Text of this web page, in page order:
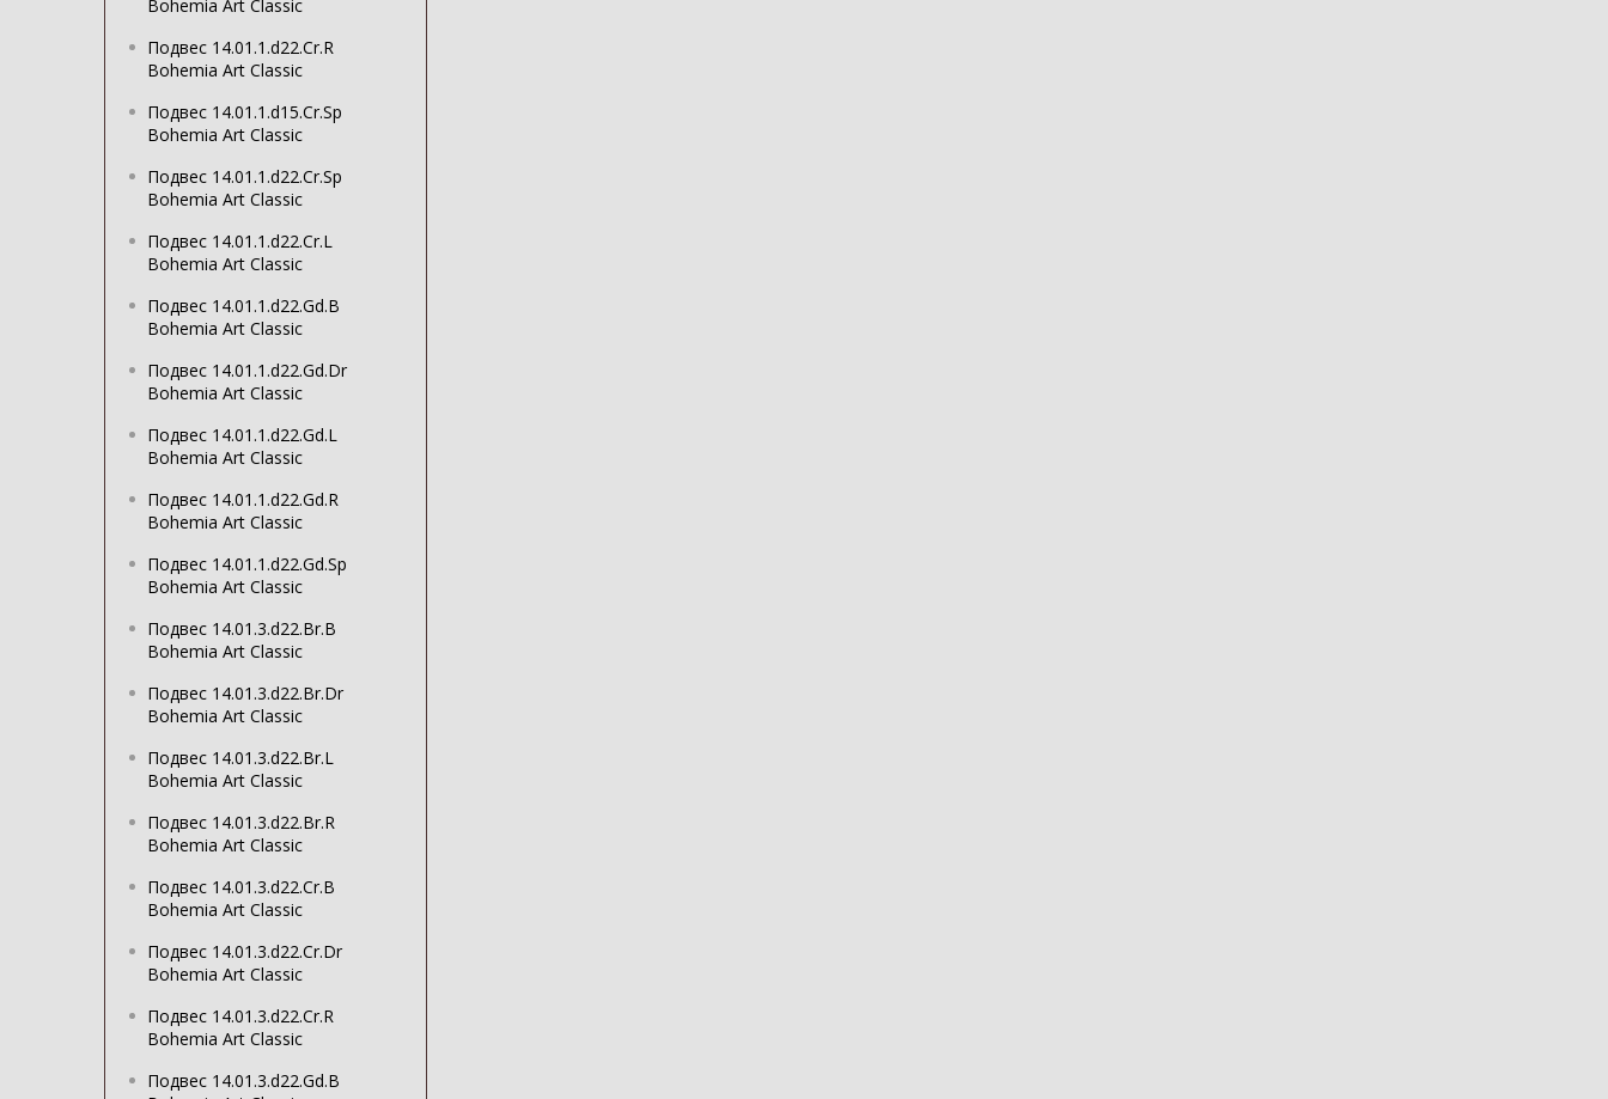
Bohemia Art Classic
Подвес 14.01.1.d22.Cr.R
Bohemia Art Classic
Подвес 14.01.1.d15.Cr.Sp
Bohemia Art Classic
Подвес 14.01.1.d22.Cr.Sp
Bohemia Art Classic
Подвес 14.01.1.d22.Cr.L
Bohemia Art Classic
Подвес 14.01.1.d22.Gd.B
Bohemia Art Classic
Подвес 14.01.1.d22.Gd.Dr
Bohemia Art Classic
Подвес 14.01.1.d22.Gd.L
Bohemia Art Classic
Подвес 14.01.1.d22.Gd.R
Bohemia Art Classic
Подвес 14.01.1.d22.Gd.Sp
Bohemia Art Classic
Подвес 14.01.3.d22.Br.B
Bohemia Art Classic
Подвес 14.01.3.d22.Br.Dr
Bohemia Art Classic
Подвес 14.01.3.d22.Br.L
Bohemia Art Classic
Подвес 14.01.3.d22.Br.R
Bohemia Art Classic
Подвес 14.01.3.d22.Cr.B
Bohemia Art Classic
Подвес 14.01.3.d22.Cr.Dr
Bohemia Art Classic
Подвес 14.01.3.d22.Cr.R
Bohemia Art Classic
Подвес 14.01.3.d22.Gd.B